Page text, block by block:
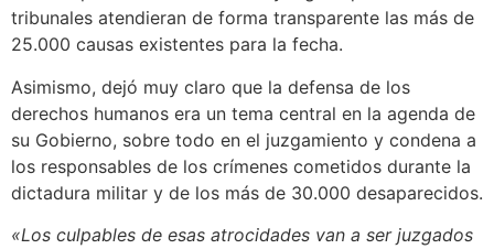
tribunales atendieran de forma transparente las más de
25.000 causas existentes para la fecha.
Asimismo, dejó muy claro que la defensa de los
derechos humanos era un tema central en la agenda de
su Gobierno, sobre todo en el juzgamiento y condena a
los responsables de los crímenes cometidos durante la
dictadura militar y de los más de 30.000 desaparecidos.
«Los culpables de esas atrocidades van a ser juzgados